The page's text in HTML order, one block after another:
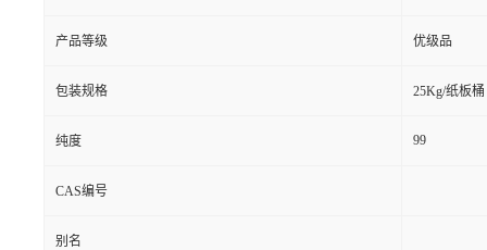
产品等级 优级品
包装规格 25Kg/纸板桶
纯度 99
CAS编号
别名